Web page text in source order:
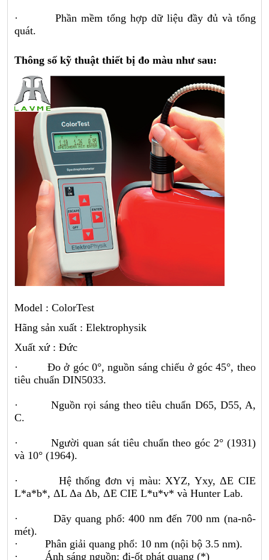
· Phần mềm tổng hợp dữ liệu đầy đủ và tổng
quát.
Thông số kỹ thuật thiết bị đo màu như sau:
Model : ColorTest
Hãng sản xuất : Elektrophysik
Xuất xứ : Đức
· Đo ở góc 0°, nguồn sáng chiếu ở góc 45°, theo
tiêu chuẩn DIN5033.
· Nguồn rọi sáng theo tiêu chuẩn D65, D55, A,
C.
· Người quan sát tiêu chuẩn theo góc 2° (1931)
và 10° (1964).
· Hệ thống đơn vị màu: XYZ, Yxy, ΔE CIE
L*a*b*, ΔL Δa Δb, ΔE CIE L*u*v* và Hunter Lab.
· Dãy quang phổ: 400 nm đến 700 nm (na-nô-
mét).
· Phân giải quang phổ: 10 nm (nội bộ 3.5 nm).
· Ánh sáng nguồn: đi-ốt phát quang (*)